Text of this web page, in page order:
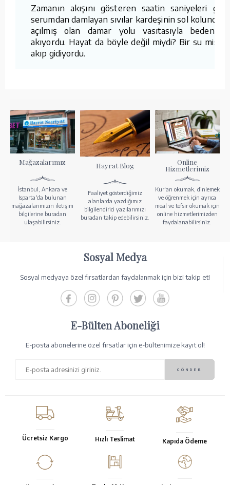
Zamanın akışını gösteren saatin saniyeleri gibi
serumdan damlayan sıvılar kardeşinin sol kolundan
açılmış olan damar yolu vasıtasıyla bedenine
akıyordu. Hayat da böyle değil miydi? Bir su misâli
akıp gidiyordu.
Mağazalarımız
İstanbul, Ankara ve
Isparta'da bulunan
mağazalarımızın iletişim
bilgilerine buradan
ulaşabilirsiniz.
Hayrat Blog
Faaliyet gösterdiğimiz
alanlarda yazdığımız
bilgilendirici yazılarımızı
buradan takip edebilirsiniz.
Online
Hizmetlerimiz
Kur'an okumak, dinlemek
ve öğrenmek için ayrıca
meal ve tefsir okumak için
online hizmetlerimizden
faydalanabilirsiniz.
Sosyal Medya
Sosyal medyaya özel fırsatlardan faydalanmak için bizi takip et!
E-Bülten Aboneliği
E-posta abonelerine özel fırsatlar için e-bültenimize kayıt ol!
Ücretsiz Kargo Hızlı Teslimat Kapıda Ödeme